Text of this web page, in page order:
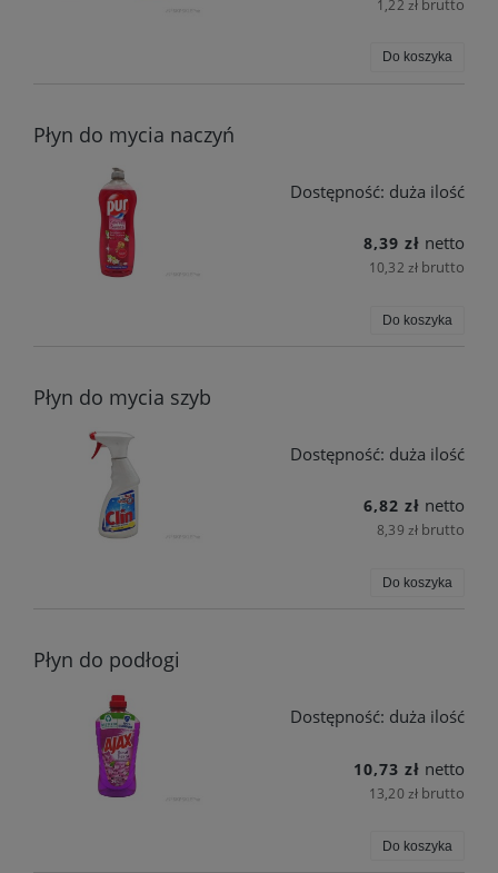
1,22 zł brutto
Do koszyka
Płyn do mycia naczyń
Dostępność: duża ilość
8,39 zł netto
10,32 zł brutto
Do koszyka
Płyn do mycia szyb
Dostępność: duża ilość
6,82 zł netto
8,39 zł brutto
Do koszyka
Płyn do podłogi
Dostępność: duża ilość
10,73 zł netto
13,20 zł brutto
Do koszyka